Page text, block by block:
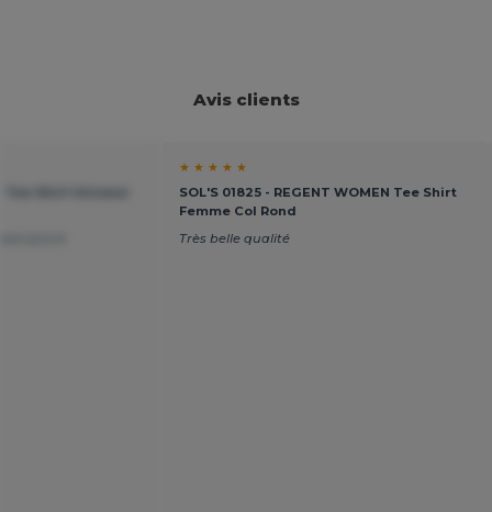
Avis clients
★ ★ ★ ★ ★
SOL'S 01825 - REGENT WOMEN Tee Shirt
Femme Col Rond
Très belle qualité